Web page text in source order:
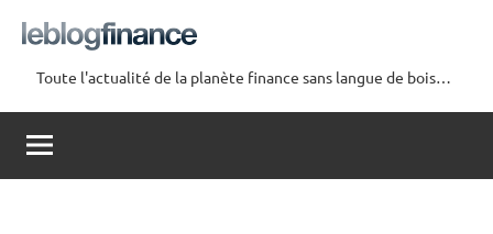
contenu
Le
Blog
Finance
Toute l'actualité de la planète finance sans langue de bois…